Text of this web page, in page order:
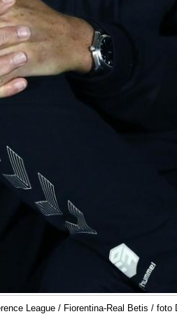
League / Fiorentina-Real Betis /